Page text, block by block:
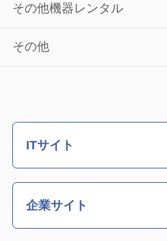
その他機器レンタル
その他
ITサイト
企業サイト